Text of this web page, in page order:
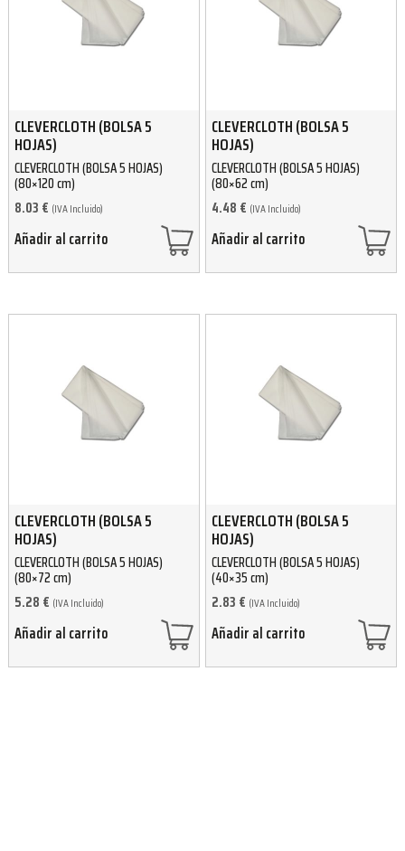
CLEVERCLOTH (BOLSA 5
HOJAS)
CLEVERCLOTH (BOLSA 5 HOJAS)
(80×120 cm)
8.03 € (IVA Incluido)
Añadir al carrito
CLEVERCLOTH (BOLSA 5
HOJAS)
CLEVERCLOTH (BOLSA 5 HOJAS)
(80×62 cm)
4.48 € (IVA Incluido)
Añadir al carrito
CLEVERCLOTH (BOLSA 5
HOJAS)
CLEVERCLOTH (BOLSA 5 HOJAS)
(80×72 cm)
5.28 € (IVA Incluido)
Añadir al carrito
CLEVERCLOTH (BOLSA 5
HOJAS)
CLEVERCLOTH (BOLSA 5 HOJAS)
(40×35 cm)
2.83 € (IVA Incluido)
Añadir al carrito